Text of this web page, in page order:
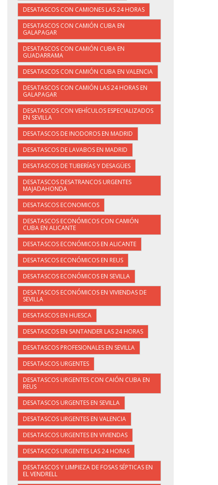
DESATASCOS CON CAMIONES LAS 24 HORAS
DESATASCOS CON CAMIÓN CUBA EN
GALAPAGAR
DESATASCOS CON CAMIÓN CUBA EN
GUADARRAMA
DESATASCOS CON CAMIÓN CUBA EN VALENCIA
DESATASCOS CON CAMIÓN LAS 24 HORAS EN
GALAPAGAR
DESATASCOS CON VEHÍCULOS ESPECIALIZADOS
EN SEVILLA
DESATASCOS DE INODOROS EN MADRID
DESATASCOS DE LAVABOS EN MADRID
DESATASCOS DE TUBERÍAS Y DESAGÜES
DESATASCOS DESATRANCOS URGENTES
MAJADAHONDA
DESATASCOS ECONOMICOS
DESATASCOS ECONÓMICOS CON CAMIÓN
CUBA EN ALICANTE
DESATASCOS ECONÓMICOS EN ALICANTE
DESATASCOS ECONÓMICOS EN REUS
DESATASCOS ECONÓMICOS EN SEVILLA
DESATASCOS ECONÓMICOS EN VIVIENDAS DE
SEVILLA
DESATASCOS EN HUESCA
DESATASCOS EN SANTANDER LAS 24 HORAS
DESATASCOS PROFESIONALES EN SEVILLA
DESATASCOS URGENTES
DESATASCOS URGENTES CON CAIÓN CUBA EN
REUS
DESATASCOS URGENTES EN SEVILLA
DESATASCOS URGENTES EN VALENCIA
DESATASCOS URGENTES EN VIVIENDAS
DESATASCOS URGENTES LAS 24 HORAS
DESATASCOS Y LIMPIEZA DE FOSAS SÉPTICAS EN
EL VENDRELL